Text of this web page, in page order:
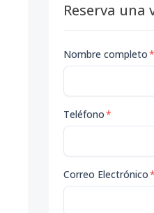
Reserva
Nombre completo*
Teléfono*
Correo Electrónico*